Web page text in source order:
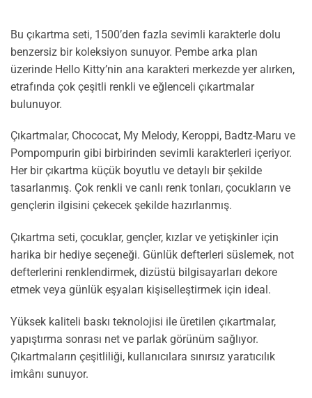
Bu çıkartma seti, 1500’den fazla sevimli karakterle dolu
benzersiz bir koleksiyon sunuyor. Pembe arka plan
üzerinde Hello Kitty’nin ana karakteri merkezde yer alırken,
etrafında çok çeşitli renkli ve eğlenceli çıkartmalar
bulunuyor.
Çıkartmalar, Chococat, My Melody, Keroppi, Badtz-Maru ve
Pompompurin gibi birbirinden sevimli karakterleri içeriyor.
Her bir çıkartma küçük boyutlu ve detaylı bir şekilde
tasarlanmış. Çok renkli ve canlı renk tonları, çocukların ve
gençlerin ilgisini çekecek şekilde hazırlanmış.
Çıkartma seti, çocuklar, gençler, kızlar ve yetişkinler için
harika bir hediye seçeneği. Günlük defterleri süslemek, not
defterlerini renklendirmek, dizüstü bilgisayarları dekore
etmek veya günlük eşyaları kişiselleştirmek için ideal.
Yüksek kaliteli baskı teknolojisi ile üretilen çıkartmalar,
yapıştırma sonrası net ve parlak görünüm sağlıyor.
Çıkartmaların çeşitliliği, kullanıcılara sınırsız yaratıcılık
imkânı sunuyor.